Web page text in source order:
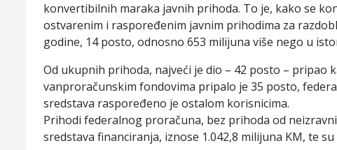
konvertibilnih maraka javnih prihoda. To je, kako se
ostvarenim i raspoređenim javnim prihodima za
godine, 14 posto, odnosno 653 milijuna više nego u
Od ukupnih prihoda, najveći je dio – 42 posto – pripao
vanproračunskim fondovima pripalo je 35 posto,
sredstava raspoređeno je ostalom korisnicima.
Prihodi federalnog proračuna, bez prihoda od
sredstava financiranja, iznose 1.042,8 milijuna KM, te